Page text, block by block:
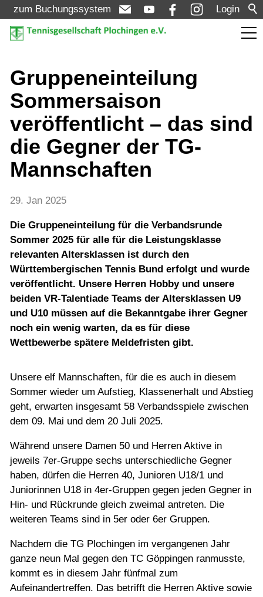
Login
zum Buchungssystem
Aktuelles
Meldungen
Termine
Turniere
Mannschaften
Jugend
Training
Gaststätte
Gruppeneinteilung
Sommersaison
veröffentlicht – das sind
die Gegner der TG-
Mannschaften
29. Jan 2025
Die Gruppeneinteilung für die Verbandsrunde
Sommer 2025 für alle für die Leistungsklasse
relevanten Altersklassen ist durch den
Württembergischen Tennis Bund erfolgt und wurde
veröffentlicht. Unsere Herren Hobby und unsere
beiden VR-Talentiade Teams der Altersklassen U9
und U10 müssen auf die Bekanntgabe ihrer Gegner
noch ein wenig warten, da es für diese
Wettbewerbe spätere Meldefristen gibt.
Unsere elf Mannschaften, für die es auch in diesem
Sommer wieder um Aufstieg, Klassenerhalt und Abstieg
geht, erwarten insgesamt 58 Verbandsspiele zwischen
dem 09. Mai und dem 20 Juli 2025.
Während unsere Damen 50 und Herren Aktive in
jeweils 7er-Gruppe sechs unterschiedliche Gegner
haben, dürfen die Herren 40, Junioren U18/1 und
Juniorinnen U18 in 4er-Gruppen gegen jeden Gegner in
Hin- und Rückrunde gleich zweimal antreten. Die
weiteren Teams sind in 5er oder 6er Gruppen.
Nachdem die TG Plochingen im vergangenen Jahr
ganze neun Mal gegen den TC Göppingen ranmusste,
kommt es in diesem Jahr fünfmal zum
Aufeinandertreffen. Das betrifft die Herren Aktive sowie